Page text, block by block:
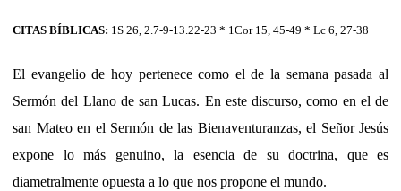
CITAS BÍBLICAS: 1S 26, 2.7-9-13.22-23 * 1Cor 15, 45-49 * Lc 6, 27-38
El evangelio de hoy pertenece como el de la semana pasada al
Sermón del Llano de san Lucas. En este discurso, como en el de
san Mateo en el Sermón de las Bienaventuranzas, el Señor Jesús
expone lo más genuino, la esencia de su doctrina, que es
diametralmente opuesta a lo que nos propone el mundo.